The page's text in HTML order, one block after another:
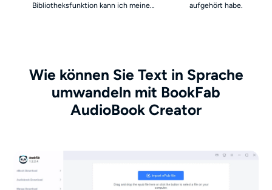
Bibliotheksfunktion kann ich meine
aufgehört habe.
Wie können Sie Text in Sprache
umwandeln mit BookFab
AudioBook Creator